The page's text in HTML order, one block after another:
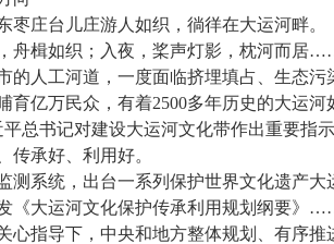
庄台儿庄游人如织，徜徉在大运河畔。
楫如织；入夜，桨声灯影，枕河而居
的人工河道，一度面临挤埋填占、生态污
亿万民众，有着2500多年历史的大运河
书记对建设大运河文化带作出重要指
传承好、利用好。
系统，出台一系列保护世界文化遗产大
《大运河文化保护传承利用规划纲要》
指导下，中央和地方整体规划、有序推